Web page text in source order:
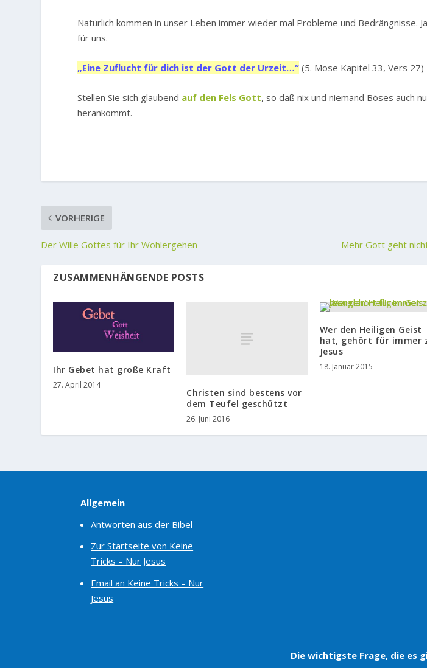
Natürlich kommen in unser Leben immer wieder mal Probleme und Bedrängnisse.
für uns.
„Eine Zuflucht für dich ist der Gott der Urzeit…“ (5. Mose Kapitel 33, Vers 27)
Stellen Sie sich glaubend auf den Fels Gott, so daß nix und niemand Böses auch
herankommt.
VORHERIGE
Der Wille Gottes für Ihr Wohlergehen Mehr Gott geht
ZUSAMMENHÄNGENDE POSTS
Ihr Gebet hat große Kraft
27. April 2014
Christen sind bestens vor
dem Teufel geschützt
26. Juni 2016
Wer den Heiligen Geist
hat, gehört für immer
Jesus
18. Januar 2015
Allgemein
Antworten aus der Bibel
Zur Startseite von Keine
Tricks – Nur Jesus
Email an Keine Tricks – Nur
Jesus
Die wichtigste Frage, die es